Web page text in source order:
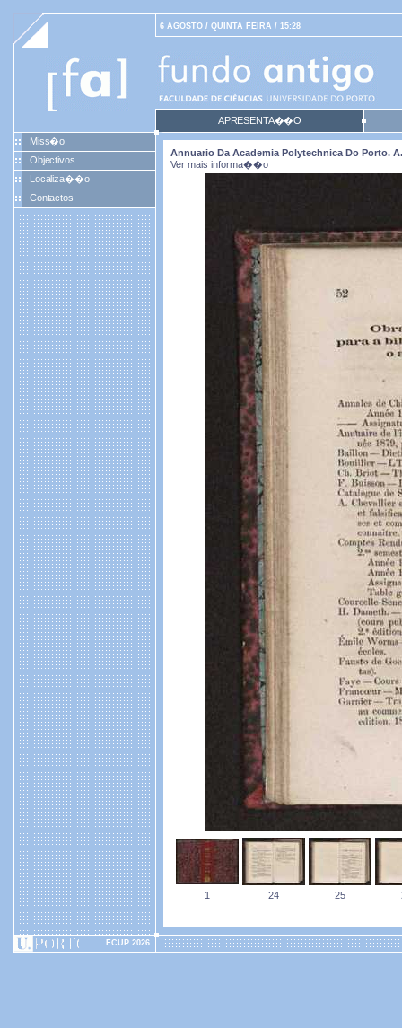
6 AGOSTO / QUINTA FEIRA / 15:28
APRESENTA��O
Miss�o
Objectivos
Localiza��o
Contactos
Annuario Da Academia Polytechnica Do Porto. A.
Ver mais informa��o
1 24 25
FCUP 2026